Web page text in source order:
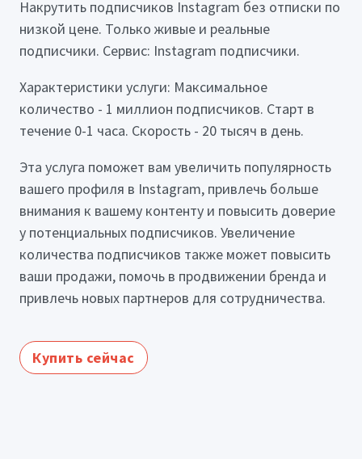
Накрутить подписчиков Instagram без отписки по
низкой цене. Только живые и реальные
подписчики. Сервис: Instagram подписчики.
Характеристики услуги: Максимальное
количество - 1 миллион подписчиков. Старт в
течение 0-1 часа. Скорость - 20 тысяч в день.
Эта услуга поможет вам увеличить популярность
вашего профиля в Instagram, привлечь больше
внимания к вашему контенту и повысить доверие
у потенциальных подписчиков. Увеличение
количества подписчиков также может повысить
ваши продажи, помочь в продвижении бренда и
привлечь новых партнеров для сотрудничества.
Купить сейчас